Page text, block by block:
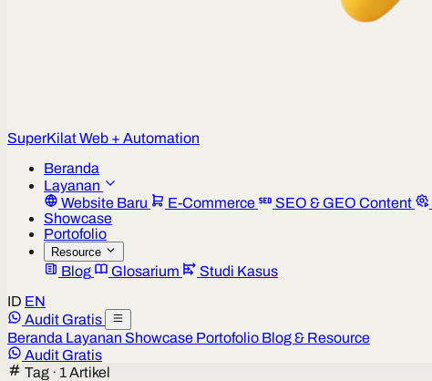
SuperKilatWeb + Automation
Beranda
Layanan
Website Baru
E-Commerce SEO & GEO Content
Showcase
Portofolio
Resource
Blog Glosarium
Studi Kasus
ID EN
Audit Gratis
Beranda Layanan Showcase Portofolio Blog & Resource
Audit Gratis
Tag · 1 Artikel